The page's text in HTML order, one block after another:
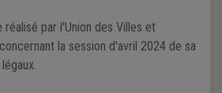
par l'Union des Villes et
la session d'avril 2024 de sa